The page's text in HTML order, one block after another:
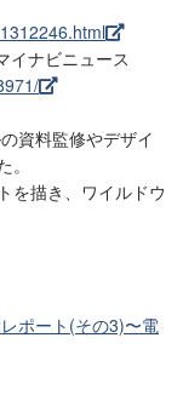
イナビニュース
資料監修やデザイ
を描き、ワイルドウ
ポート(その3)〜電